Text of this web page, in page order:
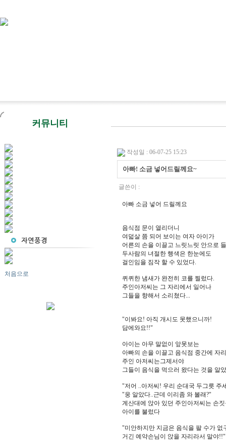
커뮤니티
처음으로
작성일 : 06-07-25 15:23
아빠! 소금 넣어드릴께요~
글쓴이 :
아빠 소금 넣어 드릴께요
음식점 문이 열리더니
여덟살 쯤 되어 보이는 여자 아이가
어른의 손을 이끌고 느릿느릿 안으로
두사람의 녀절한 행색은 한눈에도
걸인임을 짐작 할 수 있었다.
퀴퀴한 냄새가 완전히 코를 찔렀다.
주인아저씨는 그 자리에서 일어나
그들을 향해서 소리쳤다...
"이봐요! 아직 개시도 못했으니까!
담에와요!!"
아이는 아무 말없이 앞못보는
아빠의 손을 이끌고 음식점 중간에 자
주인 아저씨는그제서야
그들이 음식을 먹으러 왔다는 것을 알
"저어 ..아저씨! 우리 순대국 두그릇 주
"웅 알았다..근데 이리좀 와 볼래?"
계산대에 앉아 있던 주인아저씨는 손
아이를 불렀다
"미안하지만 지금은 음식을 팔 수가 없
거긴 예약손님이 앉을 자리라서 말야!!"